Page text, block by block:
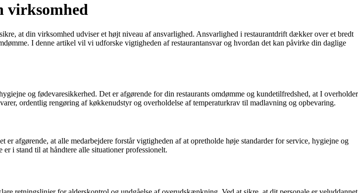
virksomhed
at din virksomhed udviser et højt niveau af ansvarlighed. Ansvarlighed i restaurantdrift dækker over et bredt
I denne artikel vil vi udforske vigtigheden af restaurantansvar og hvordan det kan påvirke din daglige
og fødevaresikkerhed. Det er afgørende for din restaurants omdømme og kundetilfredshed, at I overholder
ordentlig rengøring af køkkenudstyr og overholdelse af temperaturkrav til madlavning og opbevaring.
afgørende, at alle medarbejdere forstår vigtigheden af at opretholde høje standarder for service, hygiejne og
i stand til at håndtere alle situationer professionelt.